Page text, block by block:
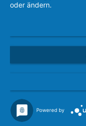
oder ändern.
Powered by